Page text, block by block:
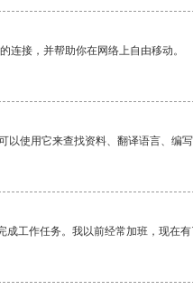
连接，并帮助你在网络上自由移动。
使用它来查找资料、翻译语言、编写
工作任务。我以前经常加班，现在